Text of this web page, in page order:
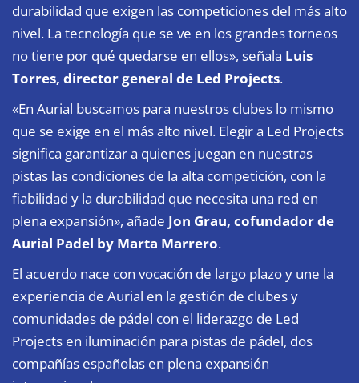
durabilidad que exigen las competiciones del más alto
nivel. La tecnología que se ve en los grandes torneos
no tiene por qué quedarse en ellos», señala Luis
Torres, director general de Led Projects.
«En Aurial buscamos para nuestros clubes lo mismo
que se exige en el más alto nivel. Elegir a Led Projects
significa garantizar a quienes juegan en nuestras
pistas las condiciones de la alta competición, con la
fiabilidad y la durabilidad que necesita una red en
plena expansión», añade Jon Grau, cofundador de
Aurial Padel by Marta Marrero.
El acuerdo nace con vocación de largo plazo y une la
experiencia de Aurial en la gestión de clubes y
comunidades de pádel con el liderazgo de Led
Projects en iluminación para pistas de pádel, dos
compañías españolas en plena expansión